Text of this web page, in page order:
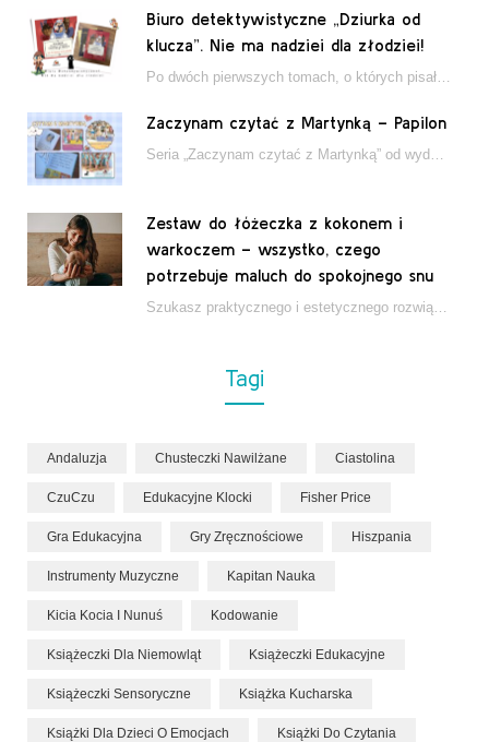
Biuro detektywistyczne „Dziurka od
klucza”. Nie ma nadziei dla złodziei!
Zaczynam czytać z Martynką – Papilon
Zestaw do łóżeczka z kokonem i
warkoczem – wszystko, czego
potrzebuje maluch do spokojnego snu
Tagi
Andaluzja Chusteczki Nawilżane Ciastolina
CzuCzu Edukacyjne Klocki Fisher Price
Gra Edukacyjna Gry Zręcznościowe Hiszpania
Instrumenty Muzyczne Kapitan Nauka
Kicia Kocia I Nunuś Kodowanie
Książeczki Dla Niemowląt Książeczki Edukacyjne
Książeczki Sensoryczne Książka Kucharska
Książki Dla Dzieci O Emocjach Książki Do Czytania